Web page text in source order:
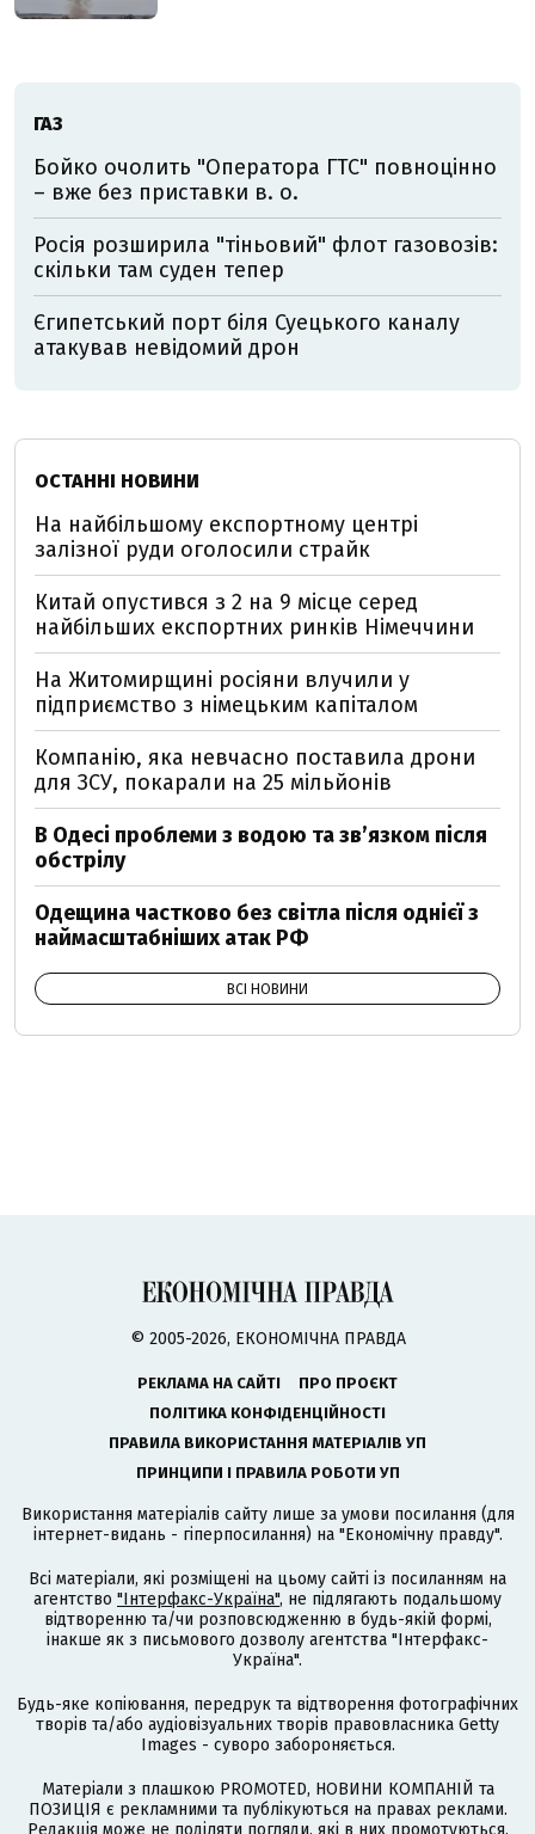
ГАЗ
Бойко очолить "Оператора ГТС" повноцінно
– вже без приставки в. о.
Росія розширила "тіньовий" флот газовозів:
скільки там суден тепер
Єгипетський порт біля Суецького каналу
атакував невідомий дрон
ОСТАННІ НОВИНИ
На найбільшому експортному центрі
залізної руди оголосили страйк
Китай опустився з 2 на 9 місце серед
найбільших експортних ринків Німеччини
На Житомирщині росіяни влучили у
підприємство з німецьким капіталом
Компанію, яка невчасно поставила дрони
для ЗСУ, покарали на 25 мільйонів
В Одесі проблеми з водою та звʼязком після
обстрілу
Одещина частково без світла після однієї з
наймасштабніших атак РФ
ВСІ НОВИНИ
© 2005-2026, ЕКОНОМІЧНА ПРАВДА
РЕКЛАМА НА САЙТІ
ПРО ПРОЄКТ
ПОЛІТИКА КОНФІДЕНЦІЙНОСТІ
ПРАВИЛА ВИКОРИСТАННЯ МАТЕРІАЛІВ УП
ПРИНЦИПИ І ПРАВИЛА РОБОТИ УП
Використання матеріалів сайту лише за умови посилання (для
інтернет-видань - гіперпосилання) на "Економічну правду".
Всі матеріали, які розміщені на цьому сайті із посиланням на
агентство "Інтерфакс-Україна", не підлягають подальшому
відтворенню та/чи розповсюдженню в будь-якій формі,
інакше як з письмового дозволу агентства "Інтерфакс-
Україна".
Будь-яке копіювання, передрук та відтворення фотографічних
творів та/або аудіовізуальних творів правовласника Getty
Images - суворо забороняється.
Матеріали з плашкою PROMOTED, НОВИНИ КОМПАНІЙ та
ПОЗИЦІЯ є рекламними та публікуються на правах реклами.